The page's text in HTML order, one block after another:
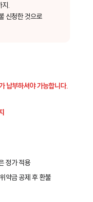
.
신청한 것으로
납부하셔야 가능합니다.
정가 적용
약금 공제 후 환불